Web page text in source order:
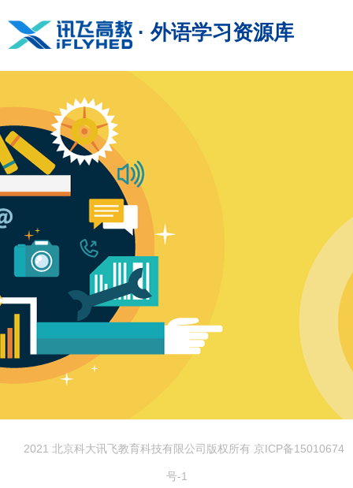
· 外语学习资源库
© 2021 北京科大讯飞教育科技有限公司版权所有 京ICP备15010674
号-1